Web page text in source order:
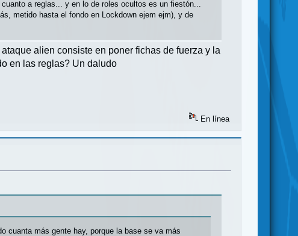
a reglas... y en lo de roles ocultos es un fiestón...
metido hasta el fondo en Lockdown ejem ejm), y de
alien consiste en poner fichas de fuerza y la
en las reglas? Un daludo
En línea
cuanta más gente hay, porque la base se va más